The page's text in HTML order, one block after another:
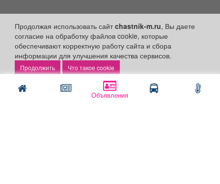
Объявления
Продолжая использовать сайтchastnik-m.ru, Вы даете
согласие на обработку файлов cookie, которые
обеспечивают корректную работу сайта и сбора
информации для улучшения качества сервисов.
Что такое cookie
Политика конфиденциальности
Публикации с пометкой «Реклама», «На правах рекламы»,
«Партнёрский проект» оплачены рекламодателем.
Редакция сайта не несет ответственности за достоверность
информации, содержащейся в рекламных материалах и
объявлениях.
+16 © 2006-2026 ООО "Частник-М"